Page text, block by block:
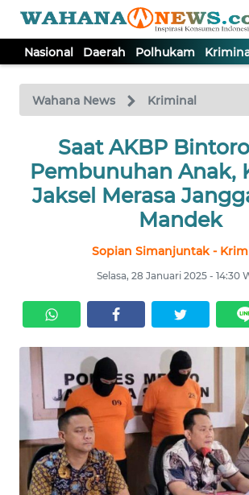
Nasional Daerah Polhukam
Wahana News Kriminal
Saat AKBP
Pembunuhan Anak,
Jaksel Merasa
Mandek
Sopian Simanjuntak -
Selasa, 28 Januari 2025 - 14:30
TV
Tutup
NASIONAL
DAERAH
EKUIN
SAINS-TEKNO
KESEHATAN
INTERNASIONAL